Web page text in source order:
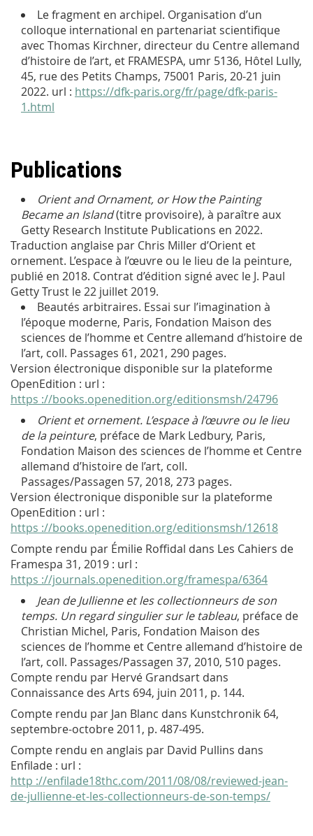
Le fragment en archipel. Organisation d’un
colloque international en partenariat scientifique
avec Thomas Kirchner, directeur du Centre allemand
d’histoire de l’art, et FRAMESPA, umr 5136, Hôtel Lully,
45, rue des Petits Champs, 75001 Paris, 20-21 juin
2022. url : https://dfk-paris.org/fr/page/dfk-paris-
1.html
Publications
Orient and Ornament, or How the Painting
Became an Island(titre provisoire), à paraître aux
Getty Research Institute Publications en 2022.
Traduction anglaise par Chris Miller d’Orient et
ornement. L’espace à l’œuvre ou le lieu de la peinture,
publié en 2018. Contrat d’édition signé avec le J. Paul
Getty Trust le 22 juillet 2019.
Beautés arbitraires. Essai sur l’imagination à
l’époque moderne, Paris, Fondation Maison des
sciences de l’homme et Centre allemand d’histoire de
l’art, coll. Passages 61, 2021, 290 pages.
Version électronique disponible sur la plateforme
OpenEdition : url :
https ://books.openedition.org/editionsmsh/24796
Orient et ornement. L’espace à l’œuvre ou le lieu
de la peinture, préface de Mark Ledbury, Paris,
Fondation Maison des sciences de l’homme et Centre
allemand d’histoire de l’art, coll.
Passages/Passagen 57, 2018, 273 pages.
Version électronique disponible sur la plateforme
OpenEdition : url :
https ://books.openedition.org/editionsmsh/12618
Compte rendu par Émilie Roffidal dans Les Cahiers de
Framespa 31, 2019 : url :
https ://journals.openedition.org/framespa/6364
Jean de Jullienne et les collectionneurs de son
temps. Un regard singulier sur le tableau, préface de
Christian Michel, Paris, Fondation Maison des
sciences de l’homme et Centre allemand d’histoire de
l’art, coll. Passages/Passagen 37, 2010, 510 pages.
Compte rendu par Hervé Grandsart dans
Connaissance des Arts 694, juin 2011, p. 144.
Compte rendu par Jan Blanc dans Kunstchronik 64,
septembre-octobre 2011, p. 487-495.
Compte rendu en anglais par David Pullins dans
Enfilade : url :
http ://enfilade18thc.com/2011/08/08/reviewed-jean-
de-jullienne-et-les-collectionneurs-de-son-temps/